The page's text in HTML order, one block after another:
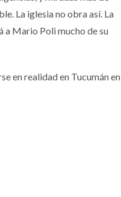
La iglesia no obra así. La
a Mario Poli mucho de su
en realidad en Tucumán en